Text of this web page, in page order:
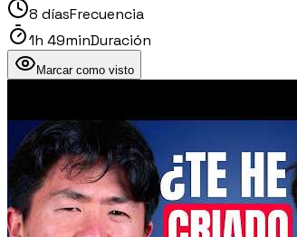
8 díasFrecuencia
1h 49minDuración
Marcar como visto